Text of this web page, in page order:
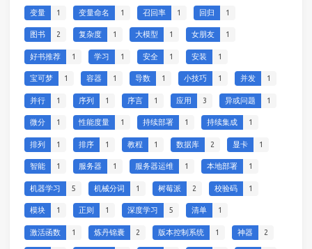
变量 1 变量命名 1 召回率 1 回归 1
图书 2 复杂度 1 大模型 1 女朋友 1
好书推荐 1 学习 1 安全 1 安装 1
宝可梦 1 容器 1 导数 1 小技巧 1 并发 1
并行 1 序列 1 序言 1 应用 3 异或问题 1
微分 1 性能度量 1 持续部署 1 持续集成 1
排列 1 排序 1 教程 1 数据库 2 显卡 1
智能 1 服务器 1 服务器运维 1 本地部署 1
机器学习 5 机械分词 1 树莓派 2 校验码 1
模块 1 正则 1 深度学习 5 清单 1
激活函数 1 炼丹锦囊 2 版本控制系统 1 神器 2